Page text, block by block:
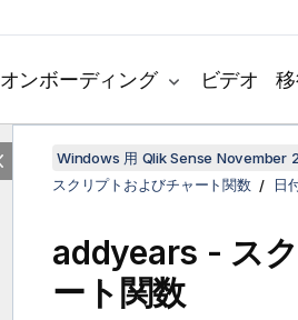
オンボーディング ビデオ
Windows 用 Qlik Sense November
スクリプトおよびチャート関数
日
addyears - ス
ート関数